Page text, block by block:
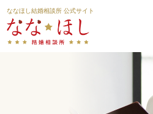
ななほし結婚相談所 公式サイト